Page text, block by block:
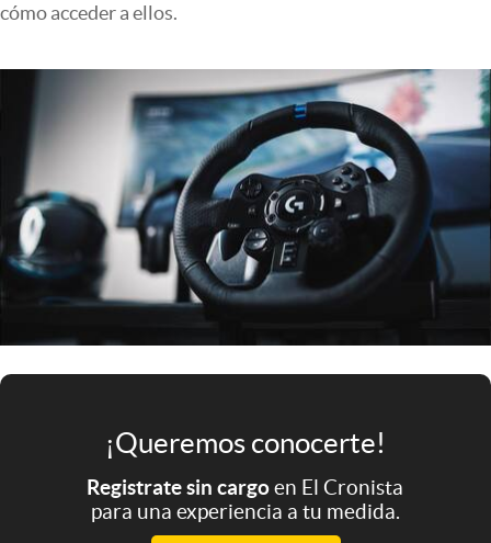
Apertura
Clima
Mundial 2026
Eventos Corporativos
El Cronista Studio
Mediakit
abre en nueva pestaña
cómo acceder a ellos.
¡Queremos conocerte!
Registrate sin cargoen El Cronista
para una experiencia a tu medida.